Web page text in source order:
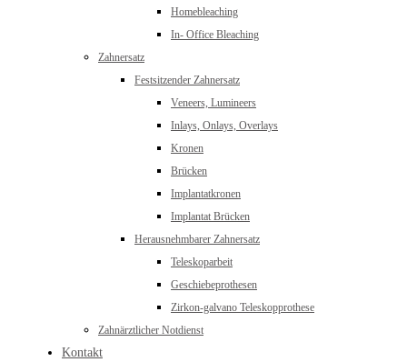
Homebleaching
In- Office Bleaching
Zahnersatz
Festsitzender Zahnersatz
Veneers, Lumineers
Inlays, Onlays, Overlays
Kronen
Brücken
Implantatkronen
Implantat Brücken
Herausnehmbarer Zahnersatz
Teleskoparbeit
Geschiebeprothesen
Zirkon-galvano Teleskopprothese
Zahnärztlicher Notdienst
Kontakt